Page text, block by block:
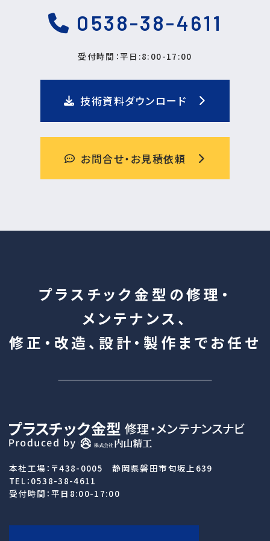
0538-38-4611
受付時間：平日:8:00-17:00
技術資料ダウンロード
お問合せ・お見積依頼
プラスチック金型の修理・
メンテナンス、
修正・改造、設計・製作まで お任せ
本社工場：〒438-0005 静岡県磐田市匂坂上639
TEL：0538-38-4611
受付時間：平日8:00-17:00